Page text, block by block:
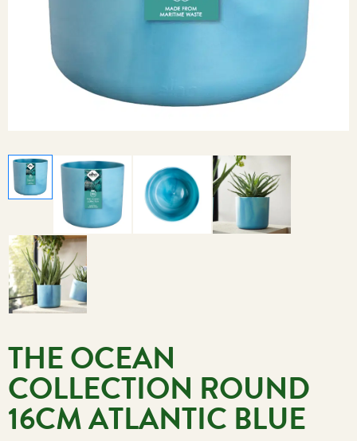
THE OCEAN
COLLECTION ROUND
16CM ATLANTIC BLUE